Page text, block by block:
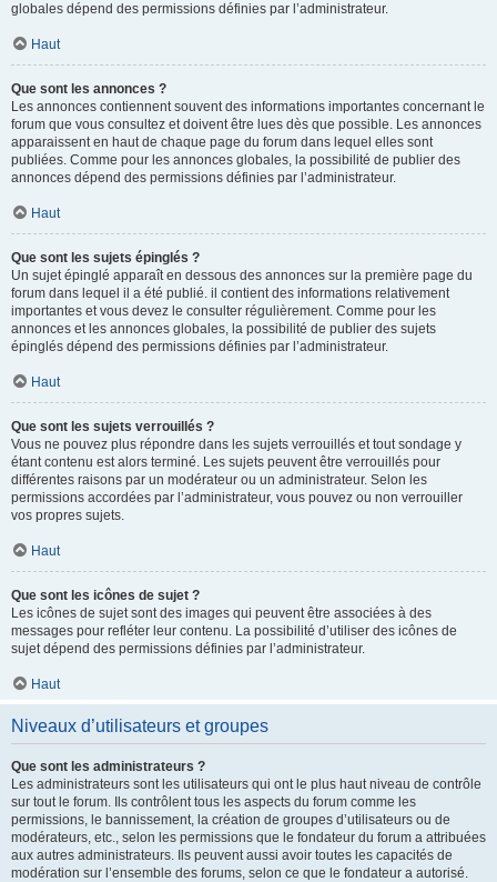
globales dépend des permissions définies par l’administrateur.
Haut
Que sont les annonces ?
Les annonces contiennent souvent des informations importantes concernant le
forum que vous consultez et doivent être lues dès que possible. Les annonces
apparaissent en haut de chaque page du forum dans lequel elles sont
publiées. Comme pour les annonces globales, la possibilité de publier des
annonces dépend des permissions définies par l’administrateur.
Haut
Que sont les sujets épinglés ?
Un sujet épinglé apparaît en dessous des annonces sur la première page du
forum dans lequel il a été publié. il contient des informations relativement
importantes et vous devez le consulter régulièrement. Comme pour les
annonces et les annonces globales, la possibilité de publier des sujets
épinglés dépend des permissions définies par l’administrateur.
Haut
Que sont les sujets verrouillés ?
Vous ne pouvez plus répondre dans les sujets verrouillés et tout sondage y
étant contenu est alors terminé. Les sujets peuvent être verrouillés pour
différentes raisons par un modérateur ou un administrateur. Selon les
permissions accordées par l’administrateur, vous pouvez ou non verrouiller
vos propres sujets.
Haut
Que sont les icônes de sujet ?
Les icônes de sujet sont des images qui peuvent être associées à des
messages pour refléter leur contenu. La possibilité d’utiliser des icônes de
sujet dépend des permissions définies par l’administrateur.
Haut
Niveaux d’utilisateurs et groupes
Que sont les administrateurs ?
Les administrateurs sont les utilisateurs qui ont le plus haut niveau de contrôle
sur tout le forum. Ils contrôlent tous les aspects du forum comme les
permissions, le bannissement, la création de groupes d’utilisateurs ou de
modérateurs, etc., selon les permissions que le fondateur du forum a attribuées
aux autres administrateurs. Ils peuvent aussi avoir toutes les capacités de
modération sur l’ensemble des forums, selon ce que le fondateur a autorisé.